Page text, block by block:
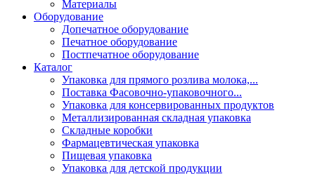
Материалы
Оборудование
Допечатное оборудование
Печатное оборудование
Постпечатное оборудование
Каталог
Упаковка для прямого розлива молока,...
Поставка Фасовочно-упаковочного...
Упаковка для консервированных продуктов
Металлизированная складная упаковка
Складные коробки
Фармацевтическая упаковка
Пищевая упаковка
Упаковка для детской продукции